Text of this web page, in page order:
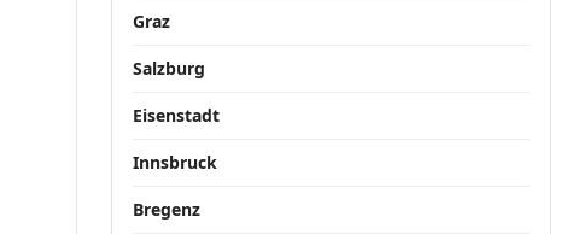
Graz
Salzburg
Eisenstadt
Innsbruck
Bregenz